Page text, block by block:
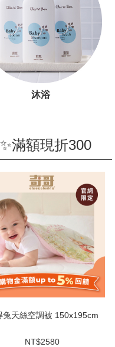
沐浴
滿額現折300
兔天絲空調被 150x195cm
NT$2580